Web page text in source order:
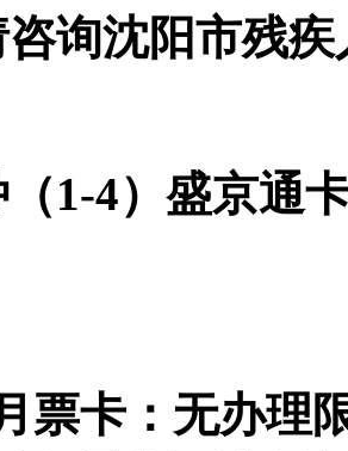
询沈阳市残
1-4）盛京通
票卡：无办理